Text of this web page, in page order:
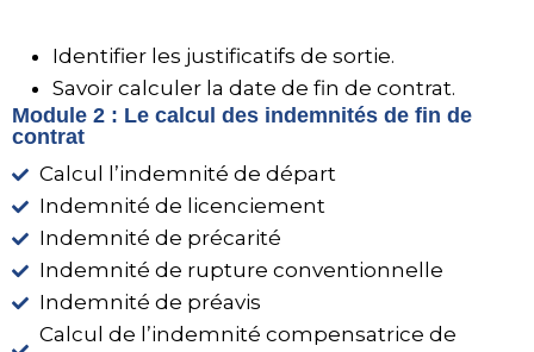
Identifier les justificatifs de sortie.
Savoir calculer la date de fin de contrat.
Module 2 : Le calcul des indemnités de fin de
contrat
Calcul l’indemnité de départ
Indemnité de licenciement
Indemnité de précarité
Indemnité de rupture conventionnelle
Indemnité de préavis
Calcul de l’indemnité compensatrice de